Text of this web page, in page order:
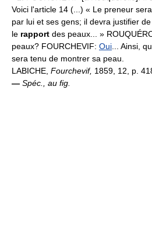
Voici l'article 14 (...) « Le preneur
par lui et ses gens; il devra justifier
le rapport des peaux... »
peaux? FOURCHEVIF: Oui ... Ainsi,
sera tenu de montrer sa peau.
LABICHE, Fourchevif, 1859, 12, p.
— Spéc., au fig.